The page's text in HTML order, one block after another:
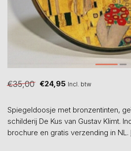
€35,00 €24,95 Incl. btw
Spiegeldoosje met bronzentinten,
schilderij De Kus van Gustav Klimt.
brochure en gratis verzending in NL.